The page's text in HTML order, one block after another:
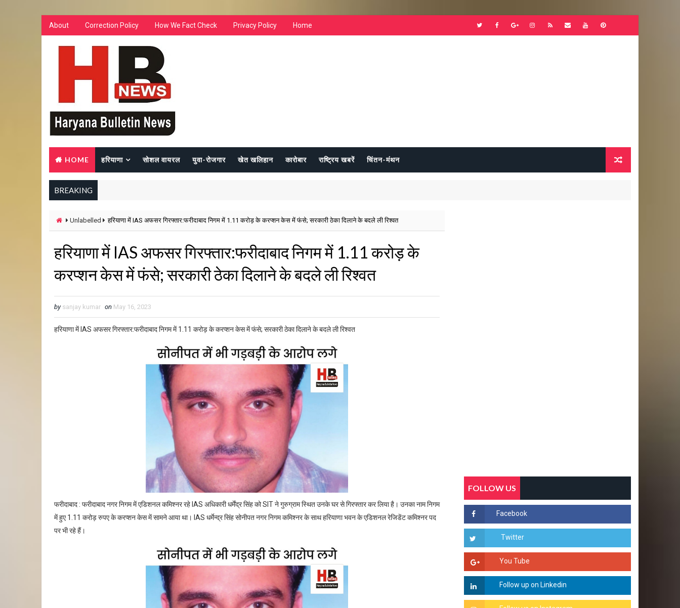
About Correction Policy How We Fact Check Privacy Policy Home
HOME हरियाणा सोशल वायरल युवा-रोजगार खेत खलिहान कारोबार राष्ट्रिय खबरें चिंतन-मंथन
BREAKING
Unlabelled हरियाणा में IAS अफसर गिरफ्तार:फरीदाबाद निगम में 1.11 करोड़ के करप्शन केस में फंसे; सरकारी ठेका दिलाने के बदले ली रिश्वत
हरियाणा में IAS अफसर गिरफ्तार:फरीदाबाद निगम में 1.11 करोड़ के
करप्शन केस में फंसे; सरकारी ठेका दिलाने के बदले ली रिश्वत
by sanjay kumar on May 16, 2023
हरियाणा में IAS अफसर गिरफ्तार:फरीदाबाद निगम में 1.11 करोड़ के करप्शन केस में फंसे; सरकारी ठेका दिलाने के बदले ली रिश्वत
फरीदाबाद : फरीदाबाद नगर निगम में एडिशनल कमिश्नर रहे IAS अधिकारी धर्मेंद्र सिंह को SIT ने गुरुग्राम स्थित उनके घर से गिरफ्तार कर लिया है। उनका नाम निगम
में हुए 1.11 करोड़ रुपए के करप्शन केस में सामने आया था। IAS धर्मेन्द्र सिंह सोनीपत नगर निगम कमिश्नर के साथ हरियाणा भवन के एडिशनल रेजिडेंट कमिश्नर पद
पर भी रहे हैं।
FOLLOW US